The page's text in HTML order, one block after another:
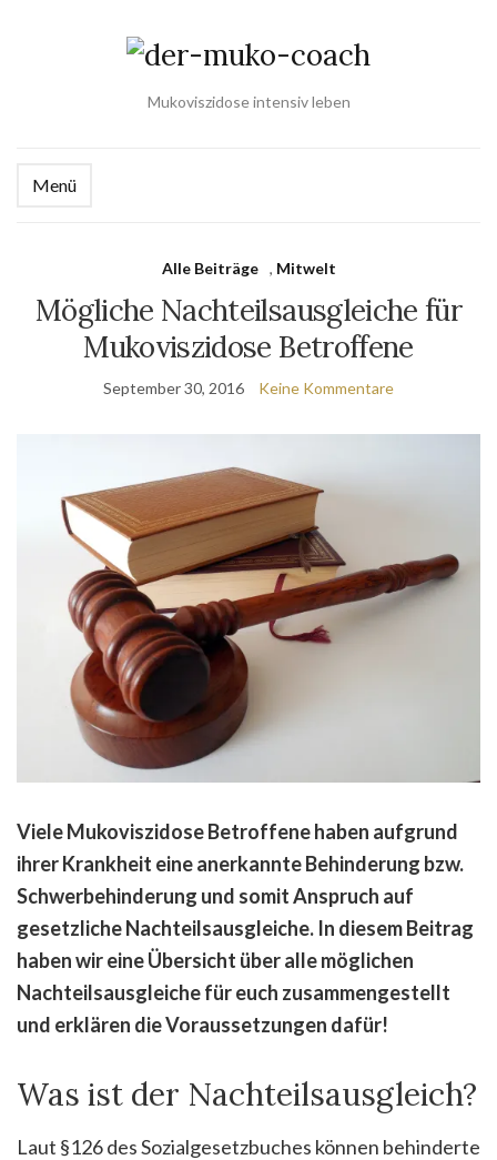
Mukoviszidose intensiv leben
Menü
Alle Beiträge , Mitwelt
Mögliche Nachteilsausgleiche für
Mukoviszidose Betroffene
September 30, 2016 Keine Kommentare
Viele Mukoviszidose Betroffene haben aufgrund
ihrer Krankheit eine anerkannte Behinderung bzw.
Schwerbehinderung und somit Anspruch auf
gesetzliche Nachteilsausgleiche. In diesem Beitrag
haben wir eine Übersicht über alle möglichen
Nachteilsausgleiche für euch zusammengestellt
und erklären die Voraussetzungen dafür!
Was ist der Nachteilsausgleich?
Laut §126 des Sozialgesetzbuches können behinderte